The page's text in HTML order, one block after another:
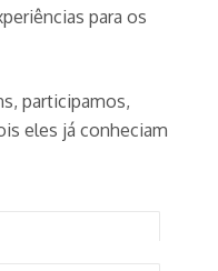
para os
participamos,
eles já conheciam